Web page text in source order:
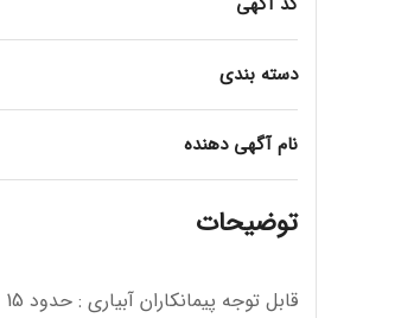
دسته بندی
نام آگهی دهنده
توضیحات